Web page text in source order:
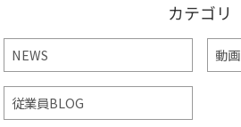
カテゴリ
NEWS 動画
従業員BLOG